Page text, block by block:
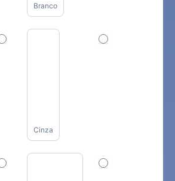
Branco
Cinza